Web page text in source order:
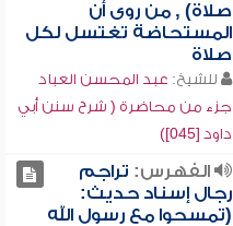
صلاة) , من روى أن
المستحاضة تغتسل لكل
صلاة
للشيخ: عبد المحسن العباد
جزء من محاضرة ( شرح سنن أبي
داود [045])
الفهرس: تراجم
رجال إسناد حديث:
(تمسحوا مع رسول الله